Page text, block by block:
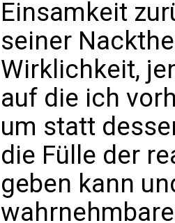
Einsamkeit
seiner
Wirklichkeit,
auf die ich
um statt
die Fülle der
geben kann